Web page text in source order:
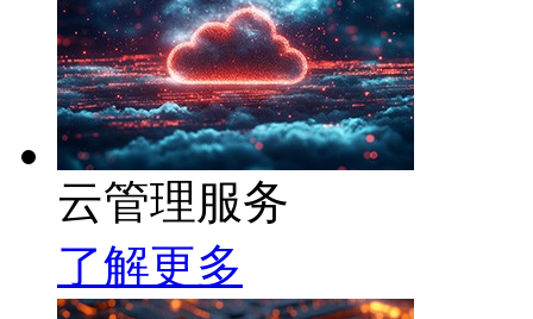
云管理服务
了解更多